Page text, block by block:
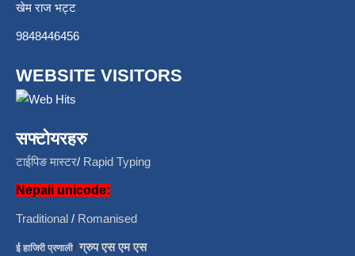
खेम राज भट्ट
9848446456
WEBSITE VISITORS
सफ्टोयरहरु
टाईपिङ मास्टर/ Rapid Typing
Nepali unicode:
Traditional / Romanised
ई हाजिरी प्रणाली/ग्रुप एस एम एस